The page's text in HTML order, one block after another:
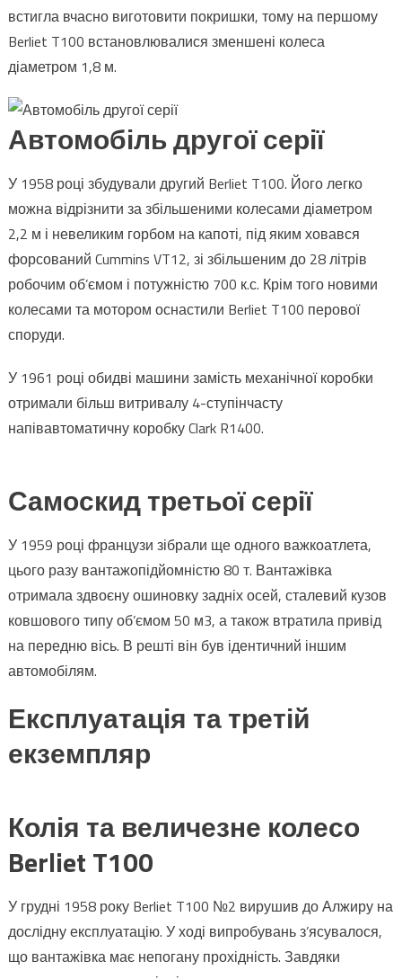
встигла вчасно виготовити покришки, тому на першому
Berliet T100 встановлювалися зменшені колеса
діаметром 1,8 м.
Автомобіль другої серії
У 1958 році збудували другий Berliet T100. Його легко
можна відрізнити за збільшеними колесами діаметром
2,2 м і невеликим горбом на капоті, під яким ховався
форсований Cummins VT12, зі збільшеним до 28 літрів
робочим об’ємом і потужністю 700 к.с. Крім того новими
колесами та мотором оснастили Berliet T100 перової
споруди.
У 1961 році обидві машини замість механічної коробки
отримали більш витривалу 4-ступінчасту
напівавтоматичну коробку Clark R1400.
Самоскид третьої серії
У 1959 році французи зібрали ще одного важкоатлета,
цього разу вантажопідйомністю 80 т. Вантажівка
отримала здвоєну ошиновку задніх осей, сталевий кузов
ковшового типу об’ємом 50 м3, а також втратила привід
на передню вісь. В решті він був ідентичний іншим
автомобілям.
Експлуатація та третій
екземпляр
Колія та величезне колесо
Berliet T100
У грудні 1958 року Berliet T100 №2 вирушив до Алжиру на
дослідну експлуатацію. У ході випробувань з’ясувалося,
що вантажівка має непогану прохідність. Завдяки